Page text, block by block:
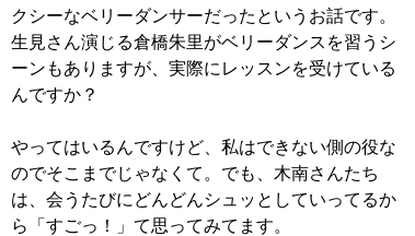
クシーなベリーダンサーだったというお話です。
生見さん演じる倉橋朱里がベリーダンスを習うシ
ーンもありますが、実際にレッスンを受けている
んですか？
やってはいるんですけど、私はできない側の役な
のでそこまでじゃなくて。でも、木南さんたち
は、会うたびにどんどんシュッとしていってるか
ら「すごっ！」て思ってみてます。